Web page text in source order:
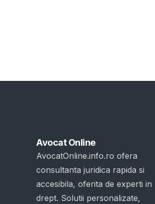
Avocat Online
AvocatOnline.info.ro ofera
consultanta juridica rapida si
accesibila, oferita de experti in
drept. Solutii personalizate,